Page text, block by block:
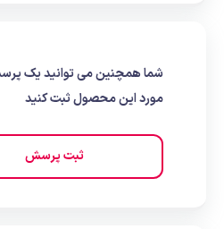
شما همچنین می توانید یک
مورد این محصول ثبت کنید
ثبت پرسش